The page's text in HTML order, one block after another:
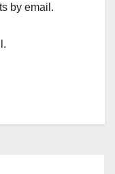
by email.